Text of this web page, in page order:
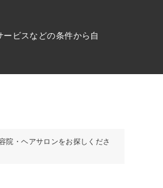
ビスなどの条件から自
院・ヘアサロンをお探しくださ